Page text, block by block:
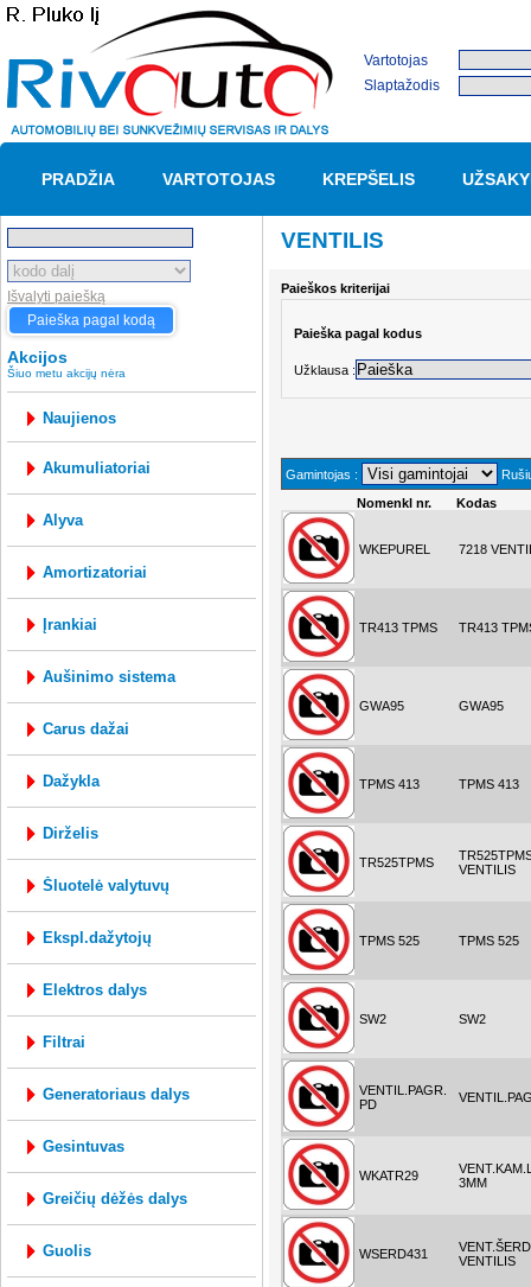
Vartotojas
Slaptažodis
PRADŽIA VARTOTOJAS KREPŠELIS
Išvalyti paiešką
Paieška pagal kodą
Akcijos
Šiuo metu akcijų nėra
Naujienos
akumuliatoriai
alyva
amortizatoriai
įrankiai
aušinimo sistema
carus dažai
dažykla
dirželis
šluotelė valytuvų
ekspl.dažytojų
elektros dalys
filtrai
generatoriaus dalys
gesintuvas
greičių dėžės dalys
guolis
VENTILIS
Paieškos kriterijai
Paieška pagal kodus
Užklausa :
Gamintojas :
Nomenkl nr.
Kodas
WKEPUREL 7218
TR413 TPMS TR413
GWA95 GWA95
TPMS 413 TPMS 413
TR525TPMS
VENTILIS
TPMS 525 TPMS 525
SW2 SW2
VENTIL.PAGR.
PD
WKATR29
3MM
WSERD431
VENTILIS